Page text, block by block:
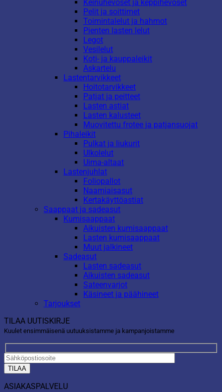
Keinuhevoset ja keppihevoset
Pelit ja soittimet
Toimintalelut ja hahmot
Pienten lasten lelut
Legot
Vesilelut
Koti- ja kauppaleikit
Askartelu
Lastentarvikkeet
Hoitotarvikkeet
Patjat ja peitteet
Lasten astiat
Lasten kalusteet
Muovitettu frotee ja patjansuojat
Pihaleikit
Pulkat ja liukurit
Ulkolelut
Uima-altaat
Lastenjuhlat
Foliopallot
Naamiaisasut
Kertakäyttöastiat
Saappaat ja sadeasut
Kumisaappaat
Aikuisten kumisaappaat
Lasten kumisaappaat
Muut jalkineet
Sadeasut
Lasten sadeasut
Aikuisten sadeasut
Sateenvarjot
Käsineet ja päähineet
Tarjoukset
TILAA UUTISKIRJE
Kuulet ensimmäisenä uutuuksistamme ja kampanjoistamme
ASIAKASPALVELU